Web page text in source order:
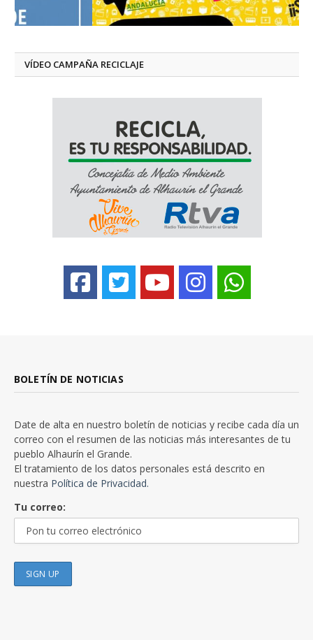
VÍDEO CAMPAÑA RECICLAJE
BOLETÍN DE NOTICIAS
Date de alta en nuestro boletín de noticias y recibe cada día un
correo con el resumen de las noticias más interesantes de tu
pueblo Alhaurín el Grande.
El tratamiento de los datos personales está descrito en
nuestra Política de Privacidad.
Tu correo: